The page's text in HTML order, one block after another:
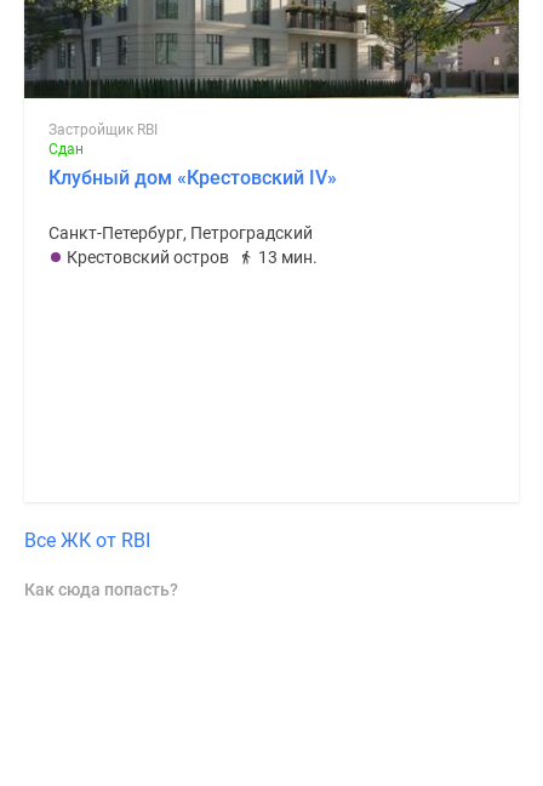
Застройщик RBI
Сдан
Клубный дом «Крестовский IV»
Санкт-Петербург, Петроградский
Крестовский остров
13 мин.
Все ЖК от RBI
Как сюда попасть?